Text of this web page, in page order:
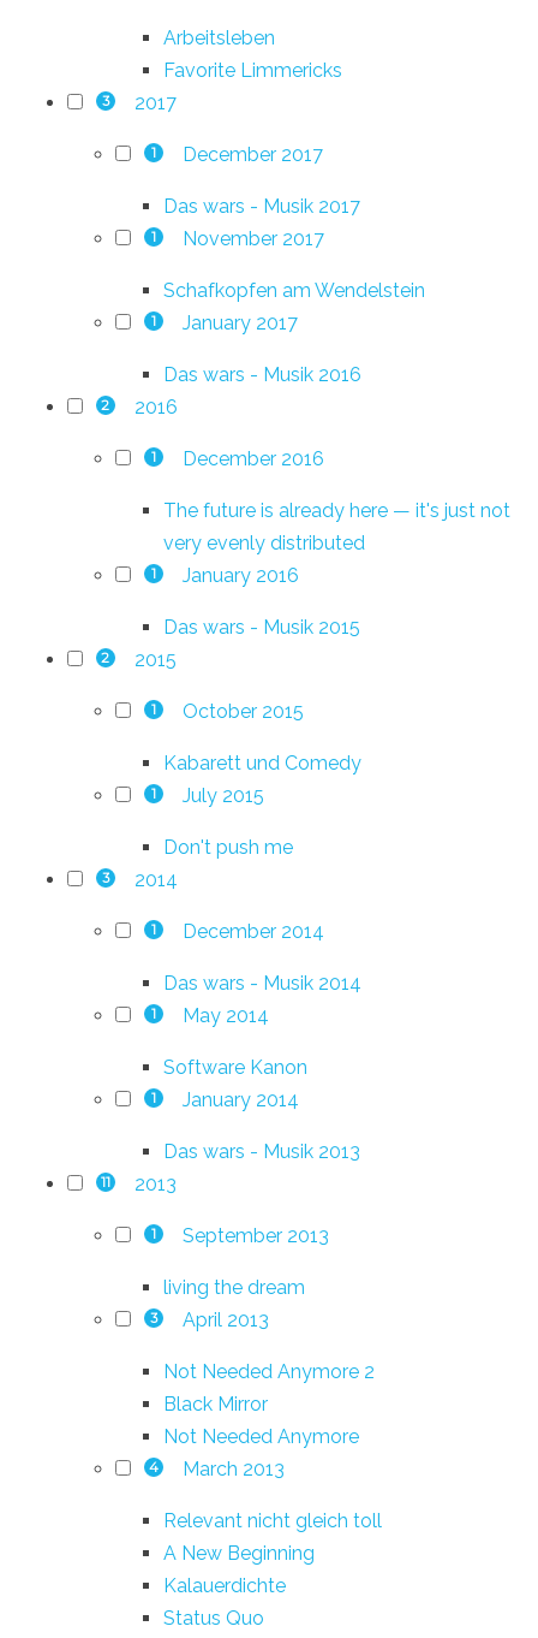
Arbeitsleben
Favorite Limmericks
3 2017
1 December 2017
Das wars - Musik 2017
1 November 2017
Schafkopfen am Wendelstein
1 January 2017
Das wars - Musik 2016
2 2016
1 December 2016
The future is already here — it's just not
very evenly distributed
1 January 2016
Das wars - Musik 2015
2 2015
1 October 2015
Kabarett und Comedy
1 July 2015
Don't push me
3 2014
1 December 2014
Das wars - Musik 2014
1 May 2014
Software Kanon
1 January 2014
Das wars - Musik 2013
11 2013
1 September 2013
living the dream
3 April 2013
Not Needed Anymore 2
Black Mirror
Not Needed Anymore
4 March 2013
Relevant nicht gleich toll
A New Beginning
Kalauerdichte
Status Quo